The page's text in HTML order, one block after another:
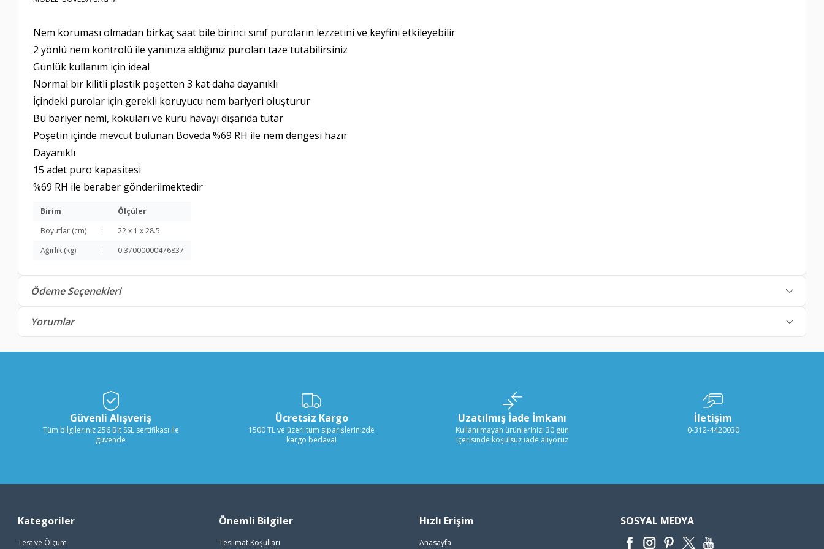
Nem koruması olmadan birkaç saat bile birinci sınıf puroların lezzetini ve keyfini etkileyebilir
2 yönlü nem kontrolü ile yanınıza aldığınız puroları taze tutabilirsiniz
Günlük kullanım için ideal
Normal bir kilitli plastik poşetten 3 kat daha dayanıklı
İçindeki purolar için gerekli koruyucu nem bariyeri oluşturur
Bu bariyer nemi, kokuları ve kuru havayı dışarıda tutar
Poşetin içinde mevcut bulunan Boveda %69 RH ile nem dengesi hazır
Dayanıklı
15 adet puro kapasitesi
%69 RH ile beraber gönderilmektedir
Birim
Ölçüler
Boyutlar (cm)
:
22 x 1 x 28.5
Ağırlık (kg)
: 0.37000000476837
Ödeme Seçenekleri
Yorumlar
Güvenli Alışveriş
Tüm bilgileriniz 256 Bit SSL sertifikası ile
güvende
Ücretsiz Kargo
1500 TL ve üzeri tüm siparişlerinizde
kargo bedava!
Uzatılmış İade İmkanı
Kullanılmayan ürünlerinizi 30 gün
içerisinde koşulsuz iade alıyoruz
İletişim
0-312-4420030
Kategoriler
Test ve Ölçüm
Önemli Bilgiler
Teslimat Koşulları
Hızlı Erişim
Anasayfa
SOSYAL MEDYA